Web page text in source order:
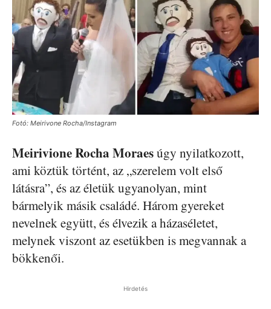
Fotó: Meirivone Rocha/Instagram
Meirivione Rocha Moraesúgy nyilatkozott,
ami köztük történt, az „szerelem volt első
látásra”, és az életük ugyanolyan, mint
bármelyik másik családé. Három gyereket
nevelnek együtt, és élvezik a házaséletet,
melynek viszont az esetükben is megvannak a
bökkenői.
Hirdetés